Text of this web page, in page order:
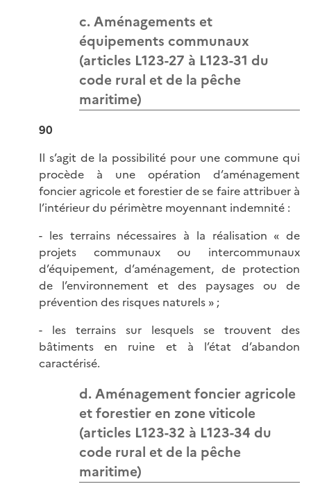
c. Aménagements et
équipements communaux
(articles L123-27 à L123-31 du
code rural et de la pêche
maritime)
90
Il s’agit de la possibilité pour une commune qui
procède à une opération d’aménagement
foncier agricole et forestier de se faire attribuer à
l’intérieur du périmètre moyennant indemnité :
- les terrains nécessaires à la réalisation « de
projets communaux ou intercommunaux
d’équipement, d’aménagement, de protection
de l’environnement et des paysages ou de
prévention des risques naturels » ;
- les terrains sur lesquels se trouvent des
bâtiments en ruine et à l’état d’abandon
caractérisé.
d. Aménagement foncier agricole
et forestier en zone viticole
(articles L123-32 à L123-34 du
code rural et de la pêche
maritime)